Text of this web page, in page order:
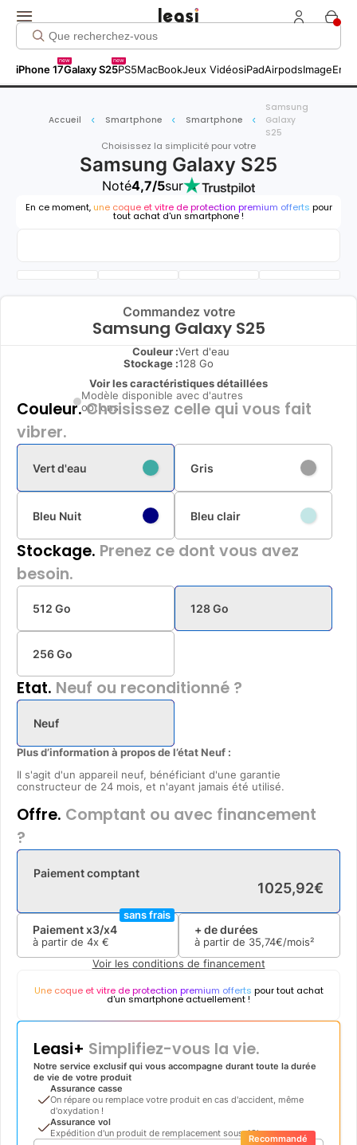
iPhone 17
new
Galaxy S25
new
PS5MacBookJeux VidéosiPadAirpodsImage
Accueil Smartphone Smartphone
Samsung
Galaxy
S25
Choisissez la simplicité pour votre
Samsung Galaxy S25
Noté4,7/5sur
En ce moment, une coque et vitre de protection premium offerts pour
tout achat d'un smartphone !
Commandez votre
Samsung Galaxy S25
Couleur :Vert d'eau
Stockage :128 Go
Voir les caractéristiques détaillées
Modèle disponible avec d'autres
options
Couleur.Choisissez celle qui vous fait
vibrer.
Vert d'eau Gris
Bleu Nuit Bleu clair
Stockage. Prenez ce dont vous avez
besoin.
512 Go 128 Go
256 Go
Etat. Neuf ou reconditionné ?
Neuf
Plus d’information à propos de l’état Neuf :
Il s'agit d'un appareil neuf, bénéficiant d'une garantie
constructeur de 24 mois, et n'ayant jamais été utilisé.
Offre. Comptant ou avec financement
?
Paiement comptant
1025,92€
Paiement x3/x4
à partir de 4x €
sans frais
+ de durées
à partir de 35,74€/mois²
Voir les conditions de financement
Une coque et vitre de protection premium offerts pour tout achat
d'un smartphone actuellement !
Leasi+ Simplifiez-vous la vie.
Notre service exclusif qui vous accompagne durant toute la durée
de vie de votre produit
Assurance casse
On répare ou remplace votre produit en cas d'accident, même
d'oxydation !
Assurance vol
Expédition d'un produit de remplacement sous 48hRecommandé